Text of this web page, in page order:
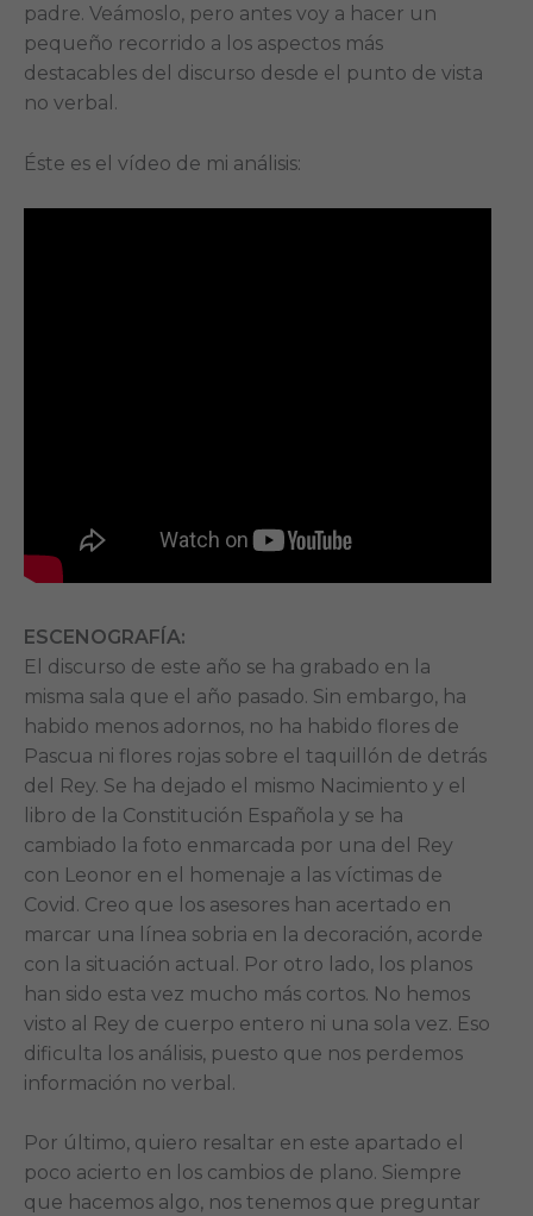
padre. Veámoslo, pero antes voy a hacer un
pequeño recorrido a los aspectos más
destacables del discurso desde el punto de vista
no verbal.
Éste es el vídeo de mi análisis:
ESCENOGRAFÍA:
El discurso de este año se ha grabado en la
misma sala que el año pasado. Sin embargo, ha
habido menos adornos, no ha habido flores de
Pascua ni flores rojas sobre el taquillón de detrás
del Rey. Se ha dejado el mismo Nacimiento y el
libro de la Constitución Española y se ha
cambiado la foto enmarcada por una del Rey
con Leonor en el homenaje a las víctimas de
Covid. Creo que los asesores han acertado en
marcar una línea sobria en la decoración, acorde
con la situación actual. Por otro lado, los planos
han sido esta vez mucho más cortos. No hemos
visto al Rey de cuerpo entero ni una sola vez. Eso
dificulta los análisis, puesto que nos perdemos
información no verbal.
Por último, quiero resaltar en este apartado el
poco acierto en los cambios de plano. Siempre
que hacemos algo, nos tenemos que preguntar